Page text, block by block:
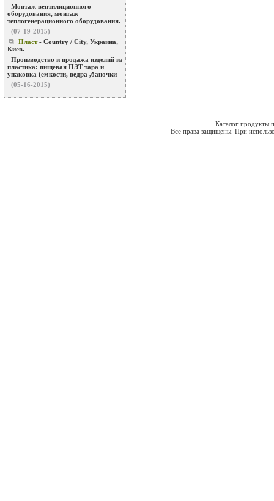
Монтаж вентиляционного
оборудования, монтаж
теплогенерационного оборудования.
(07-19-2015)
Пласт- Country / City, Украина,
Киев.
Производство и продажа изделий из
пластика: пищевая ПЭТ тара и
упаковка (емкости, ведра ,баночки
(05-16-2015)
Каталог продукты
Все права защищены. При